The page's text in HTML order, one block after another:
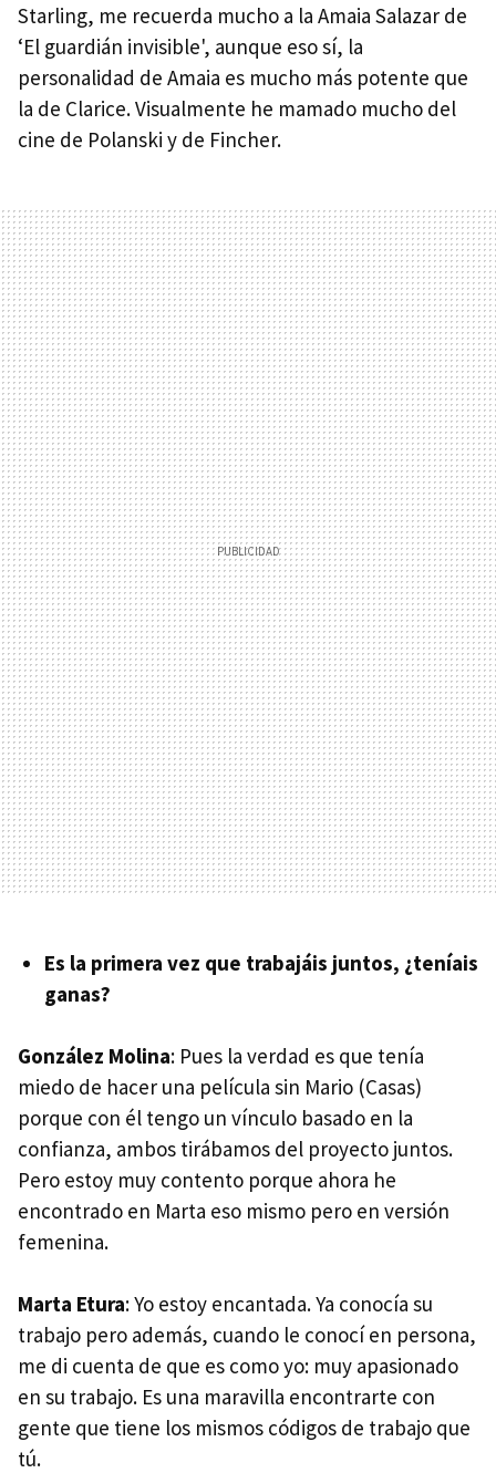
Starling, me recuerda mucho a la Amaia Salazar de
‘El guardián invisible', aunque eso sí, la
personalidad de Amaia es mucho más potente que
la de Clarice. Visualmente he mamado mucho del
cine de Polanski y de Fincher.
Es la primera vez que trabajáis juntos, ¿teníais
ganas?
González Molina: Pues la verdad es que tenía
miedo de hacer una película sin Mario (Casas)
porque con él tengo un vínculo basado en la
confianza, ambos tirábamos del proyecto juntos.
Pero estoy muy contento porque ahora he
encontrado en Marta eso mismo pero en versión
femenina.
Marta Etura: Yo estoy encantada. Ya conocía su
trabajo pero además, cuando le conocí en persona,
me di cuenta de que es como yo: muy apasionado
en su trabajo. Es una maravilla encontrarte con
gente que tiene los mismos códigos de trabajo que
tú.